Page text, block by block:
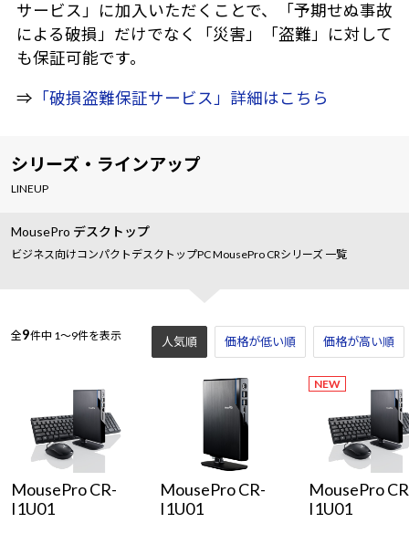
サービス」に加入いただくことで、「予期せぬ事故
による破損」だけでなく「災害」「盗難」に対して
も保証可能です。
⇒ 「破損盗難保証サービス」詳細はこちら
シリーズ・ラインアップ
LINEUP
MousePro デスクトップ
ビジネス向けコンパクトデスクトップPC MousePro CRシリーズ 一覧
全9件中 1～9件を表示 人気順 価格が低い順 価格が高い順
MousePro CR-
I1U01
MousePro CR-
I1U01
NEW
MousePro
I1U01